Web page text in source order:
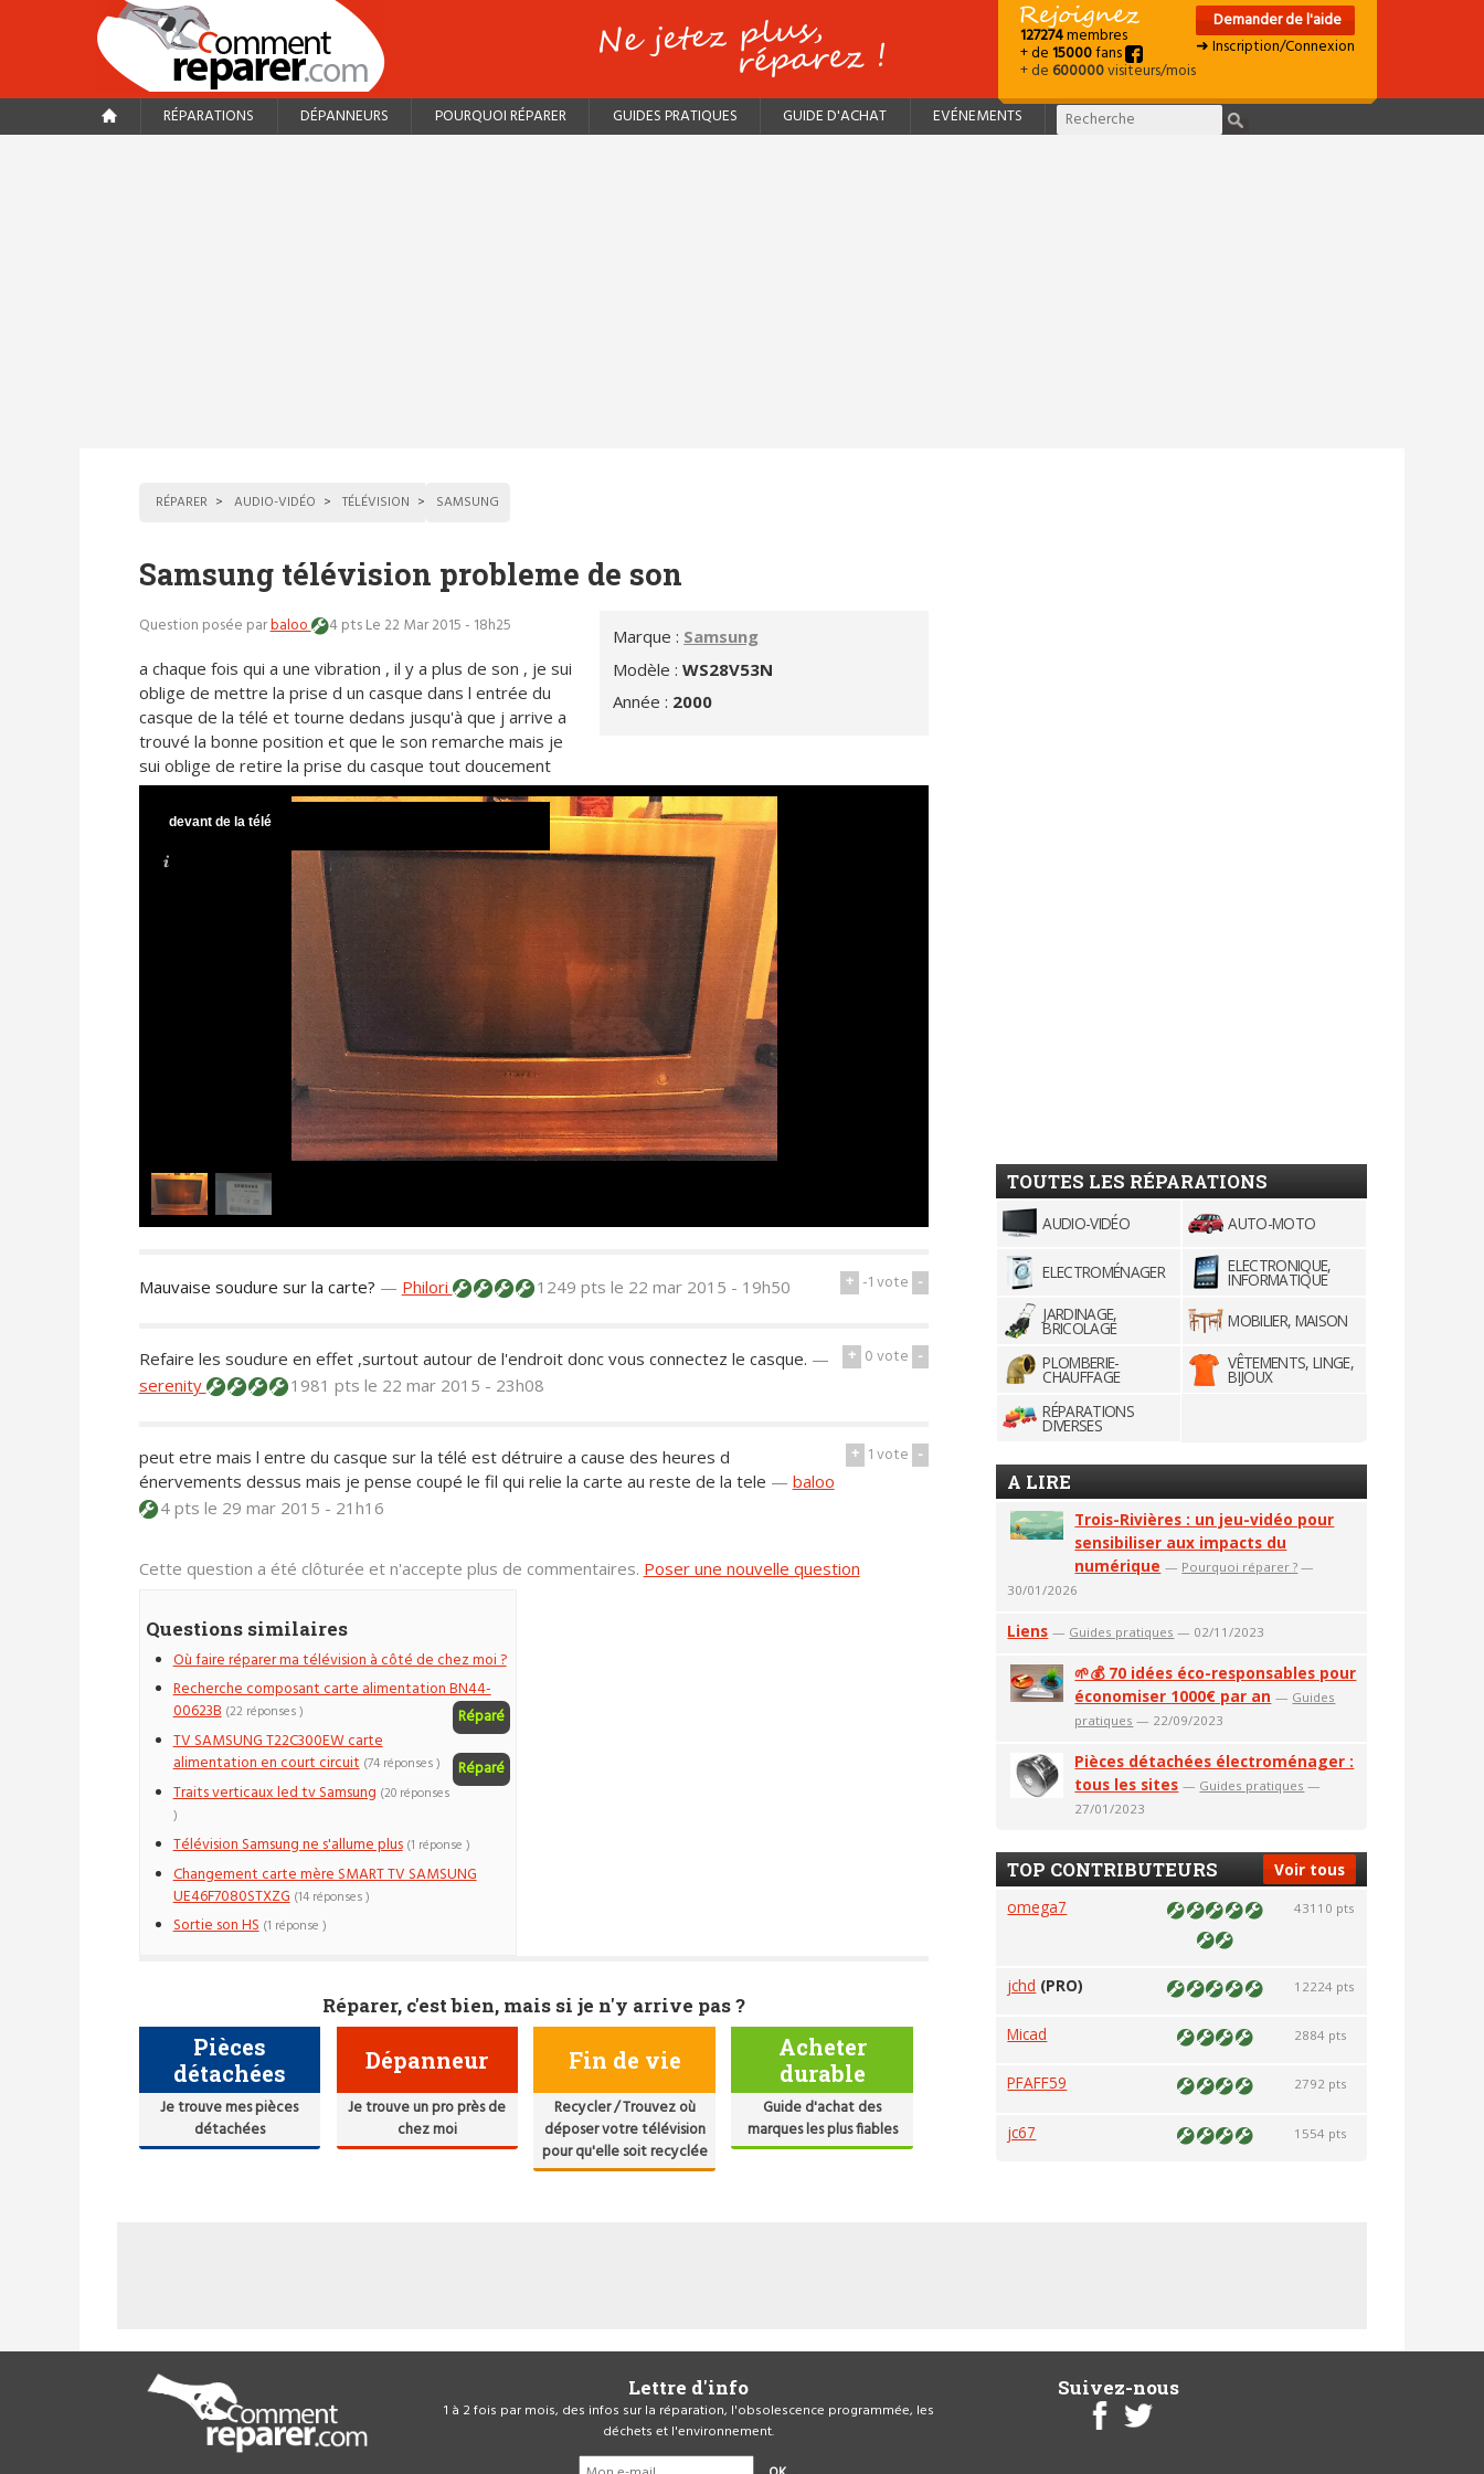
127274membres
+ de15000fans
+ de600000visiteurs/mois
Demander de l'aide
➜ Inscription/Connexion
RÉPARATIONS DÉPANNEURS POURQUOI RÉPARER GUIDES PRATIQUES GUIDE D'ACHAT EVÉNEMENTS
RÉPARER AUDIO-VIDÉO TÉLÉVISION SAMSUNG
Samsung télévision probleme de son
Marque : Samsung
Modèle :WS28V53N
Année : 2000
Question posée parbaloo 4 ptsLe 22 Mar 2015 - 18h25
a chaque fois qui a une vibration , il y a plus de son , je sui
oblige de mettre la prise d un casque dans l entrée du
casque de la télé et tourne dedans jusqu'à que j arrive a
trouvé la bonne position et que le son remarche mais je
sui oblige de retire la prise du casque tout doucement
devant de la télé
+ -1vote -
Mauvaise soudure sur la carte? — Philori 1249 pts le 22 mar 2015 - 19h50
+ 0vote -
Refaire les soudure en effet ,surtout autour de l'endroit donc vous connectez le casque. —
serenity
1981 pts le 22 mar 2015 - 23h08
+ 1vote -
peut etre mais l entre du casque sur la télé est détruire a cause des heures d
énervements dessus mais je pense coupé le fil qui relie la carte au reste de la tele — baloo
4 pts le 29 mar 2015 - 21h16
Cette question a été clôturée et n'accepte plus de commentaires. Poser une nouvelle question
Questions similaires
Où faire réparer ma télévision à côté de chez moi ?
Recherche composant carte alimentation BN44-
00623B
Réparé
(22 réponses )
TV SAMSUNG T22C300EW carte
alimentation en court circuit
Réparé
(74 réponses )
Traits verticaux led tv Samsung (20 réponses
)
Télévision Samsung ne s'allume plus (1 réponse )
Changement carte mère SMART TV SAMSUNG
UE46F7080STXZG (14 réponses )
Sortie son HS (1 réponse )
Réparer, c'est bien, mais si je n'y arrive pas ?
Pièces
détachées
Je trouve mes pièces
détachées
Dépanneur
Je trouve un pro près de
chez moi
Fin de vie
Recycler / Trouvez où
déposer votre télévision
pour qu'elle soit recyclée
Acheter
durable
Guide d'achat des
marques les plus fiables
TOUTES LES RÉPARATIONS
AUDIO-VIDÉO AUTO-MOTO
ELECTROMÉNAGER ELECTRONIQUE,
INFORMATIQUE
JARDINAGE,
BRICOLAGE
MOBILIER, MAISON
PLOMBERIE-
CHAUFFAGE
VÊTEMENTS, LINGE,
BIJOUX
RÉPARATIONS
DIVERSES
A LIRE
Trois-Rivières : un jeu-vidéo pour
sensibiliser aux impacts du
numérique — Pourquoi réparer ? —
30/01/2026
Liens — Guides pratiques — 02/11/2023
🌱💰 70 idées éco-responsables pour
économiser 1000€ par an — Guides
pratiques — 22/09/2023
Pièces détachées électroménager :
tous les sites — Guides pratiques —
27/01/2023
Voir tous
TOP CONTRIBUTEURS
omega7 43110 pts
jchd (PRO) 12224 pts
Micad 2884 pts
PFAFF59 2792 pts
jc67 1554 pts
Lettre d'info
1 à 2 fois par mois, des infos sur la réparation, l'obsolescence programmée, les
déchets et l'environnement.
Suivez-nous